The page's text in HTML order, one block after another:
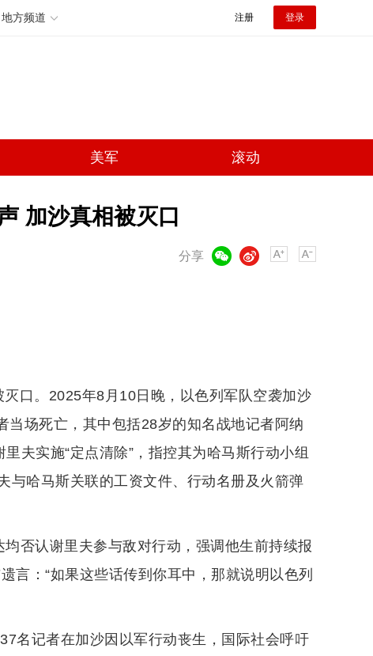
地方频道 注册 登录
美军 滚动
加沙真相被灭口
分享
微博
口。2025年8月10日晚，以色列军队空袭加沙
场死亡，其中包括28岁的知名战地记者阿纳
夫实施“定点清除”，指控其为哈马斯行动小组
与哈马斯关联的工资文件、行动名册及火箭弹
否认谢里夫参与敌对行动，强调他生前持续报
言：“如果这些话传到你耳中，那就说明以色列
名记者在加沙因以军行动丧生，国际社会呼吁